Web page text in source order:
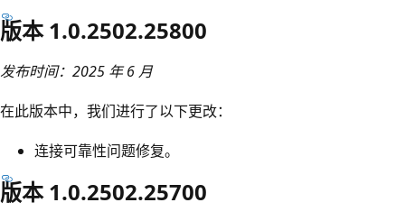
版本 1.0.2502.25800
发布时间：2025 年 6 月
在此版本中，我们进行了以下更改：
连接可靠性问题修复。
版本 1.0.2502.25700